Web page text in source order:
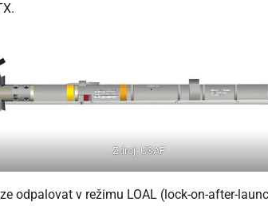
Zdroj: USAF
odpalovat v režimu LOAL (lock-on-after-